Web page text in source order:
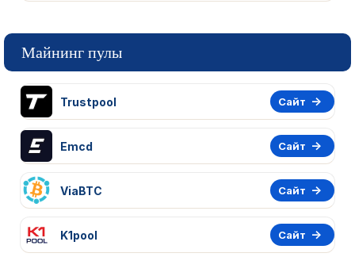
Майнинг пулы
Trustpool Сайт
Emcd Сайт
ViaBTC Сайт
K1pool Сайт